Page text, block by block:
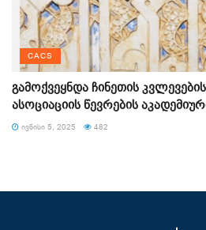
CACS
გამოქვეყნდა ჩინეთის
ასოციაციის წევრების
ᲘᲕᲜᲘᲡᲘ 5, 2025 482